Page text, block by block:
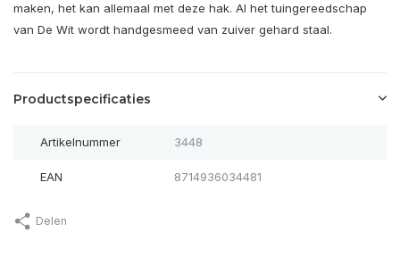
maken, het kan allemaal met deze hak. Al het tuingereedschap
van De Wit wordt handgesmeed van zuiver gehard staal.
Productspecificaties
Artikelnummer 3448
EAN 8714936034481
Delen